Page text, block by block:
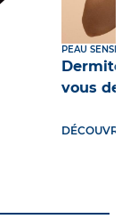
PEAU
Dermite
vous
DÉCOUVRIR